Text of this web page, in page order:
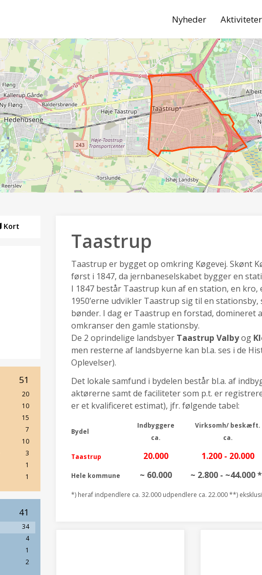
Nyheder Aktiviteter
Kort
51
20
10
15
7
10
3
1
1
41
34
4
1
2
Taastrup
Taastrup er bygget op omkring Køgevej. Skønt
først i 1847, da jernbaneselskabet bygger en
I 1847 består Taastrup kun af en station, en kro,
1950’erne udvikler Taastrup sig til en
bønder. I dag er Taastrup en forstad, domineret
omkranser den gamle stationsby.
De 2 oprindelige landsbyer Taastrup Valbyog
men resterne af landsbyerne kan bl.a. ses i de
Oplevelser).
Det lokale samfund i bydelen består bl.a. af
aktørerne samt de faciliteter som p.t. er
er et kvalificeret estimat), jfr. følgende tabel:
Bydel
Indbyggere
ca.
Virksomh/ beskæft.
ca.
Taastrup 20.000 1.200 - 20.000
Hele kommune ~ 60.000 ~ 2.800 - ~44.000
*) heraf indpendlere ca. 32.000 udpendlere ca. 22.000 **)